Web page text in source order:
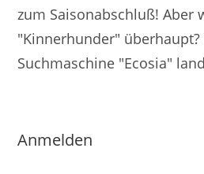
zum Saisonabschluß! Aber
"Kinnerhunder"
Suchmaschine "Ecosia"
Anmelden